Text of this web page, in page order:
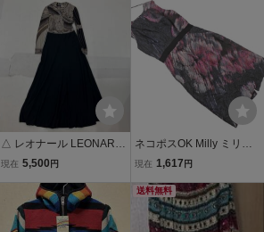
アルパカ混 総柄 M グレー
マルチカラー /ES ■GY77
レディース
柄 総柄 開襟 オープンカラ
ー 扇 金魚柄 アロハ / マル
チカラー
△ レオナール LEONARD
ワンピース レディース S
ス シルク混 総柄 ハイネッ
ク 長袖ワンピース 80s 古
着
現在 5,500 円
ネコポスOK Milly ミリー
シルク100% 総柄 ノース
size2/黒 ■◆ ☆ ggc4 レデ
ィース
現在 1,617 円
送料無料